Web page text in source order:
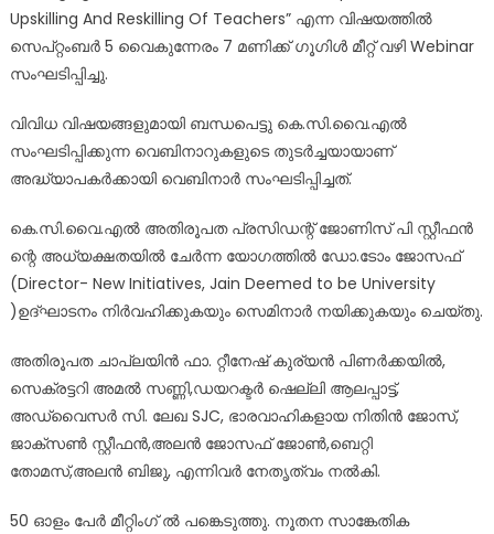
Upskilling And Reskilling Of Teachers” എന്ന വിഷയത്തിൽ
സെപ്റ്റംബർ 5 വൈകുന്നേരം 7 മണിക്ക് ഗൂഗിൾ മീറ്റ് വഴി Webinar
സംഘടിപ്പിച്ചു.
വിവിധ വിഷയങ്ങളുമായി ബന്ധപെട്ടു കെ.സി.വൈ.എൽ
സംഘടിപ്പിക്കുന്ന വെബിനാറുകളുടെ തുടർച്ചയായാണ്
അദ്ധ്യാപകർക്കായി വെബിനാർ സംഘടിപ്പിച്ചത്.
കെ.സി.വൈ.എൽ അതിരൂപത പ്രസിഡന്റ്‌ ജോണിസ് പി സ്റ്റീഫൻ
ന്റെ അധ്യക്ഷതയിൽ ചേർന്ന യോഗത്തിൽ ഡോ.ടോം ജോസഫ്
(Director- New Initiatives, Jain Deemed to be University
)ഉദ്‌ഘാടനം നിർവഹിക്കുകയും സെമിനാർ നയിക്കുകയും ചെയ്തു.
അതിരൂപത ചാപ്ലയിൻ ഫാ. റ്റീനേഷ് കുര്യൻ പിണർക്കയിൽ,
സെക്രട്ടറി അമൽ സണ്ണി,ഡയറക്ടർ ഷെല്ലി ആലപ്പാട്ട്,
അഡ്വൈസർ സി. ലേഖ SJC, ഭാരവാഹികളായ നിതിൻ ജോസ്,
ജാക്സൺ സ്റ്റീഫൻ,അലൻ ജോസഫ് ജോൺ,ബെറ്റി
തോമസ്,അലൻ ബിജു, എന്നിവർ നേതൃത്വം നൽകി.
50 ഓളം പേർ മീറ്റിംഗ് ൽ പങ്കെടുത്തു. നൂതന സാങ്കേതിക